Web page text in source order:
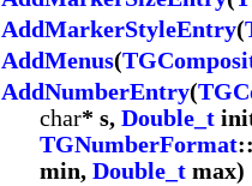
AddMarkerStyleEntry(
AddMenus(
AddNumberEntry(
char* s, Double_t
TGNumberFormat
min, Double_t max)